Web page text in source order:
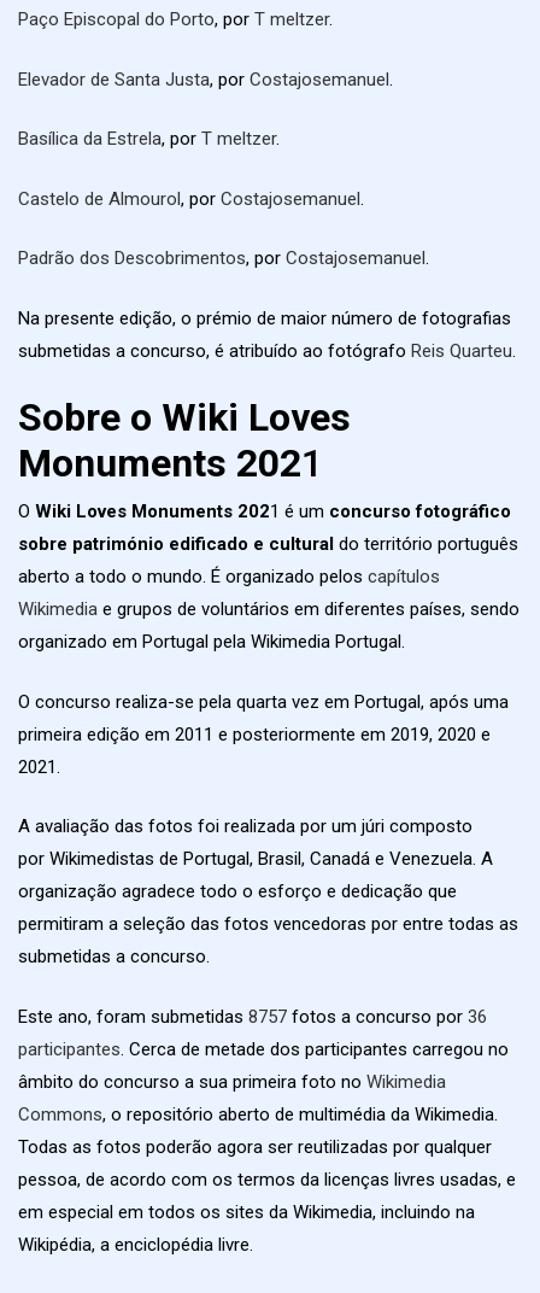
Paço Episcopal do Porto, por T meltzer.
Elevador de Santa Justa, por Costajosemanuel.
Basílica da Estrela, por T meltzer.
Castelo de Almourol, por Costajosemanuel.
Padrão dos Descobrimentos, por Costajosemanuel .
Na presente edição, o prémio de maior número de fotografias
submetidas a concurso, é atribuído ao fotógrafo Reis Quarteu.
Sobre o Wiki Loves
Monuments 2021
O Wiki Loves Monuments 2021 é um concurso fotográfico
sobre património edificado e cultural do território português
aberto a todo o mundo. É organizado pelos capítulos
Wikimedia e grupos de voluntários em diferentes países, sendo
organizado em Portugal pela Wikimedia Portugal.
O concurso realiza-se pela quarta vez em Portugal, após uma
primeira edição em 2011 e posteriormente em 2019, 2020 e
2021.
A avaliação das fotos foi realizada por um júri composto
por Wikimedistas de Portugal, Brasil, Canadá e Venezuela. A
organização agradece todo o esforço e dedicação que
permitiram a seleção das fotos vencedoras por entre todas as
submetidas a concurso.
Este ano, foram submetidas 8757 fotos a concurso por 36
participantes. Cerca de metade dos participantes carregou no
âmbito do concurso a sua primeira foto no Wikimedia
Commons, o repositório aberto de multimédia da Wikimedia.
Todas as fotos poderão agora ser reutilizadas por qualquer
pessoa, de acordo com os termos da licenças livres usadas, e
em especial em todos os sites da Wikimedia, incluindo na
Wikipédia, a enciclopédia livre.